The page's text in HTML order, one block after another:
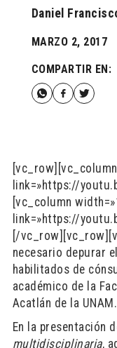
Daniel
MARZO 2, 2017
COMPARTIR EN:
link=»https://
[vc_column
link=»https://
[/
necesario depurar
habilitados de
académico de la
Acatlán de la UNAM.
En la presentación
multidisciplinaria,